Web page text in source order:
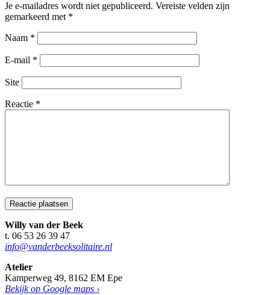
Je e-mailadres wordt niet gepubliceerd. Vereiste velden zijn
gemarkeerd met *
Naam *
E-mail *
Site
Reactie *
Willy van der Beek
t. 06 53 26 39 47
info@vanderbeeksolitaire.nl
Atelier
Kamperweg 49, 8162 EM Epe
Bekijk op Google maps ›